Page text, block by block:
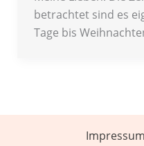
betrachtet sind es
Tage bis